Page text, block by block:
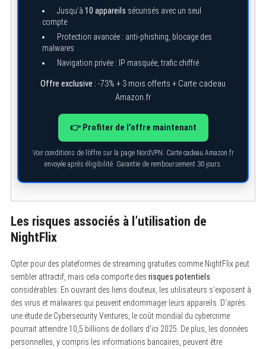
Jusqu’à 10 appareils sécurisés avec un seul
compte
Protection avancée : anti-phishing, blocage des
malwares
Navigation privée : IP masquée, trafic chiffré
Offre exclusive : -73% + 3 mois offerts + Carte cadeau
Amazon.fr
👉 Profiter de l’offre maintenant
Voir conditions de l’offre sur la page NordVPN. Carte cadeau Amazon.fr
envoyée après éligibilité. Garantie de remboursement 30 jours.
Les risques associés à l’utilisation de
NightFlix
Opter pour des plateformes de streaming gratuites comme NightFlix peut
sembler attractif, mais cela comporte des risques potentiels
considérables. En ouvrant des liens douteux, les utilisateurs s’exposent à
des virus et malwares qui peuvent endommager leurs appareils. D’après
une étude de Cybersecurity Ventures, le coût mondial du cybercrime
pourrait atteindre 10,5 billions de dollars d’ici 2025. De plus, les données
personnelles, y compris les informations bancaires, peuvent être